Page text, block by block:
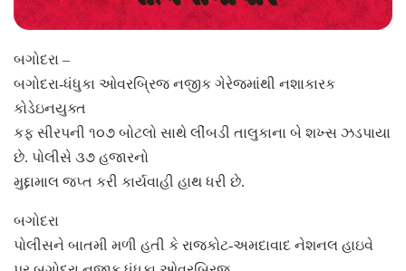
બગોદરા –
બગોદરા-ધંધુકા ઓવરબ્રિજ નજીક ગેરેજમાંથી નશાકારક
કોડેઇનયુક્ત
કફ સીરપની ૧૦૭ બોટલો સાથે લીંબડી તાલુકાના બે શખ્સ ઝડપાયા
છે. પોલીસે ૩૭ હજારનો
મુદ્દામાલ જપ્ત કરી કાર્યવાહી હાથ ધરી છે.
બગોદરા
પોલીસને બાતમી મળી હતી કે રાજકોટ-અમદાવાદ નેશનલ હાઇવે